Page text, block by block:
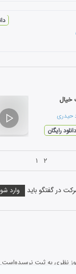
خیال
حیدری
دانلود رایگان
۱ ۲
در گفتگو باید وارد
نظری به ثبت نرسیده‌است.